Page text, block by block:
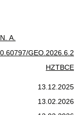
A.
GEO.2026.6.2
HZTBCE
13.12.2025
13.02.2026